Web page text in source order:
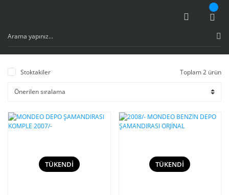
Stoktakiler Toplam 2 ürün
TÜKENDİ TÜKENDİ